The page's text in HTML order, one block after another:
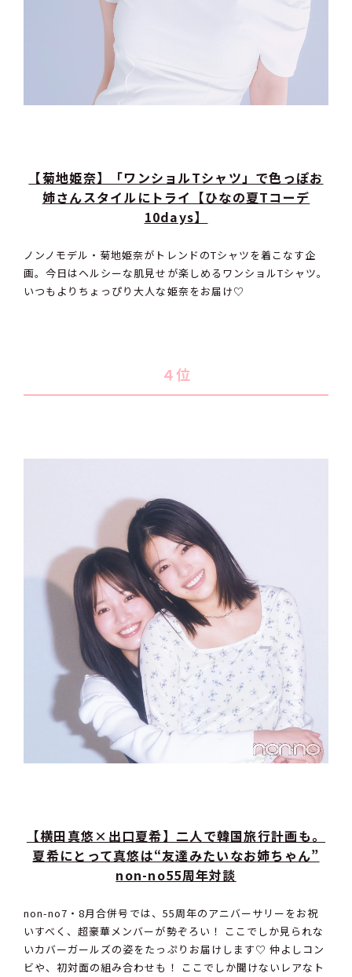
【菊地姫奈】「ワンショルTシャツ」で色っぽお
姉さんスタイルにトライ【ひなの夏Tコーデ
10days】
ノンノモデル・菊地姫奈がトレンドのTシャツを着こなす企
画。今日はヘルシーな肌見せが楽しめるワンショルTシャツ。
いつもよりちょっぴり大人な姫奈をお届け♡
４位
【横田真悠×出口夏希】二人で韓国旅行計画も。
夏希にとって真悠は“友達みたいなお姉ちゃん”
non-no55周年対談
non-no7・8月合併号では、55周年のアニバーサリーをお祝
いすべく、超豪華メンバーが勢ぞろい！ ここでしか見られな
いカバーガールズの姿をたっぷりお届けします♡ 仲よしコン
ビや、初対面の組み合わせも！ ここでしか聞けないレアなト